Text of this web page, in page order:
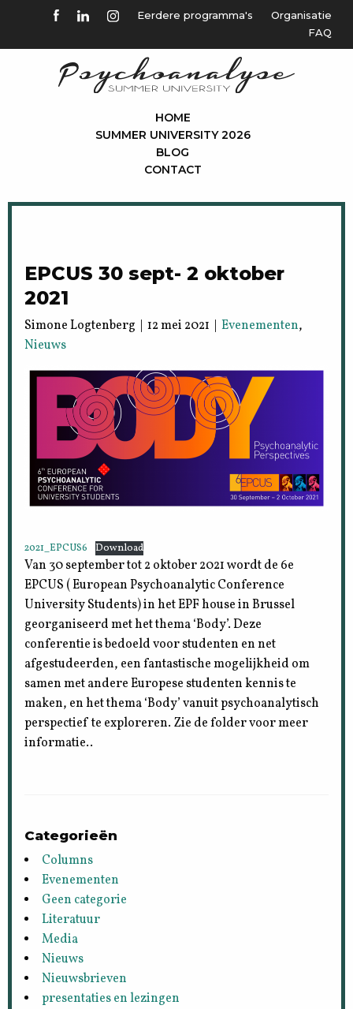
Eerdere programma's
Organisatie
FAQ
HOME
SUMMER UNIVERSITY 2026
BLOG
CONTACT
EPCUS 30 sept- 2 oktober
2021
Simone Logtenberg | 12 mei 2021 |Evenementen,
Nieuws
2021_EPCUS6 Download
Van 30 september tot 2 oktober 2021 wordt de 6e
EPCUS ( European Psychoanalytic Conference
University Students) in het EPF house in Brussel
georganiseerd met het thema ‘Body’. Deze
conferentie is bedoeld voor studenten en net
afgestudeerden, een fantastische mogelijkheid om
samen met andere Europese studenten kennis te
maken, en het thema ‘Body’ vanuit psychoanalytisch
perspectief te exploreren. Zie de folder voor meer
informatie..
Categorieën
Columns
Evenementen
Geen categorie
Literatuur
Media
Nieuws
Nieuwsbrieven
presentaties en lezingen